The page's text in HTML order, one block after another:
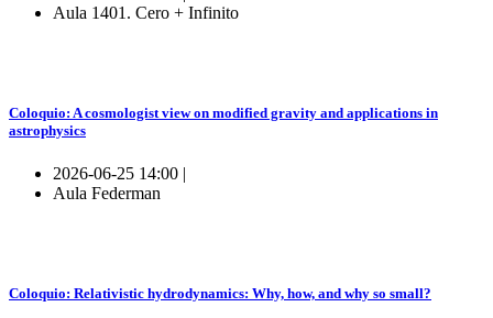
Aula 1401. Cero + Infinito
Coloquio: A cosmologist view on modified gravity and applications in
astrophysics
2026-06-25 14:00 |
Aula Federman
Coloquio: Relativistic hydrodynamics: Why, how, and why so small?